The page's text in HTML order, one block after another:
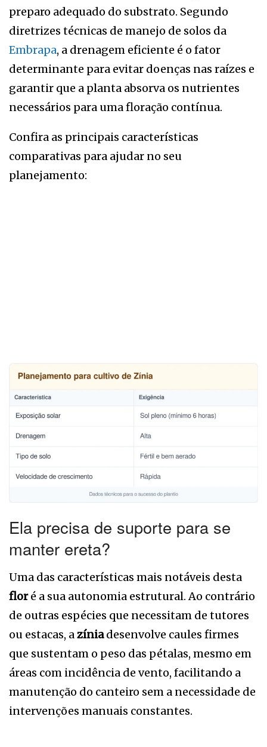
preparo adequado do substrato. Segundo
diretrizes técnicas de manejo de solos da
Embrapa, a drenagem eficiente é o fator
determinante para evitar doenças nas raízes e
garantir que a planta absorva os nutrientes
necessários para uma floração contínua.
Confira as principais características
comparativas para ajudar no seu
planejamento:
Ela precisa de suporte para se
manter ereta?
Uma das características mais notáveis desta
floré a sua autonomia estrutural. Ao contrário
de outras espécies que necessitam de tutores
ou estacas, azíniadesenvolve caules firmes
que sustentam o peso das pétalas, mesmo em
áreas com incidência de vento, facilitando a
manutenção do canteiro sem a necessidade de
intervenções manuais constantes.